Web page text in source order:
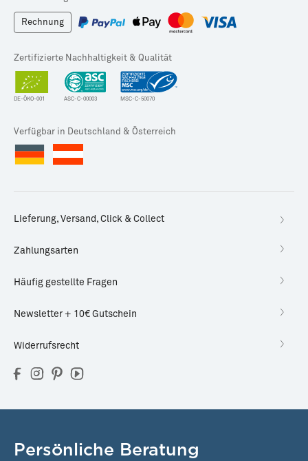
Rechnung
Zertifizierte Nachhaltigkeit & Qualität
DE-ÖKO-001 ASC-C-00003 MSC-C-50070
Verfügbar in Deutschland & Österreich
Lieferung, Versand, Click & Collect
Zahlungsarten
Häufig gestellte Fragen
Newsletter + 10€ Gutschein
Widerrufsrecht
Persönliche Beratung